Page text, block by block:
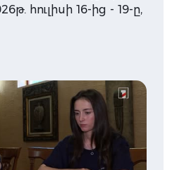
հուլիսի 16-ից - 19-ը,